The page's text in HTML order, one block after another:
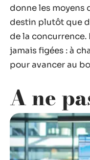
donne les moyens
destin plutôt que
de la concurrence.
jamais figées : à
pour avancer au
A ne